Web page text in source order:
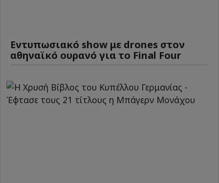
Εντυπωσιακό show με drones στον
αθηναϊκό ουρανό για το Final Four